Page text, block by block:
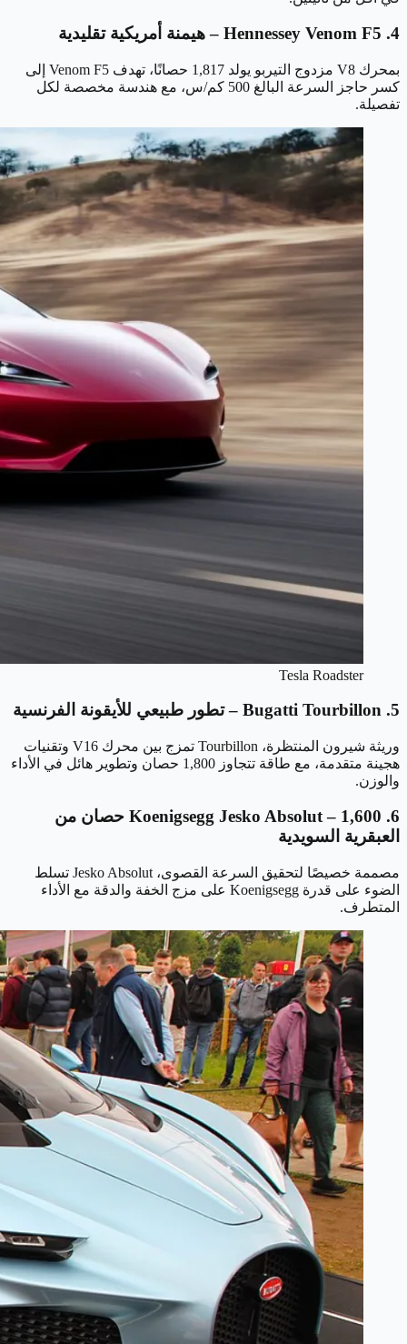
4. Hennessey Venom F5 – هيمنة أمريكية تقليدية
بمحرك V8 مزدوج التيربو يولد 1,817 حصانًا، تهدف Venom F5 إلى
كسر حاجز السرعة البالغ 500 كم/س، مع هندسة مخصصة لكل
تفصيلة.
Tesla Roadster
5. Bugatti Tourbillon – تطور طبيعي للأيقونة الفرنسية
وريثة شيرون المنتظرة، Tourbillon تمزج بين محرك V16 وتقنيات
هجينة متقدمة، مع طاقة تتجاوز 1,800 حصان وتطوير هائل في الأداء
والوزن.
6. Koenigsegg Jesko Absolut – 1,600 حصان من
العبقرية السويدية
مصممة خصيصًا لتحقيق السرعة القصوى، Jesko Absolut تسلط
الضوء على قدرة Koenigsegg على مزج الخفة والدقة مع الأداء
المتطرف.